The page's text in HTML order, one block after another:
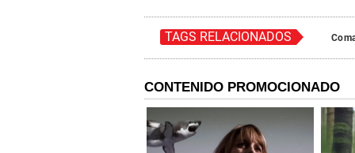
TAGS RELACIONADOS